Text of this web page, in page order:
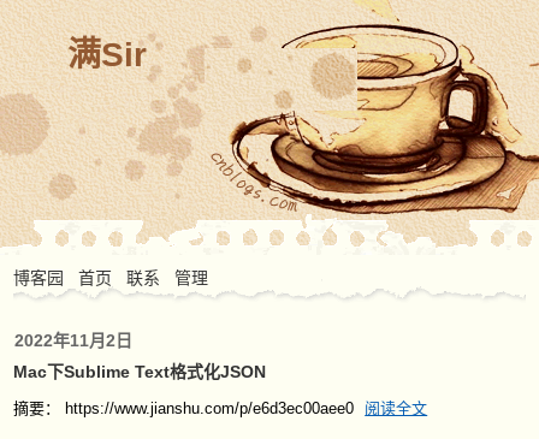
满Sir
博客园 首页 联系 管理
2022年11月2日
Mac下Sublime Text格式化JSON
摘要： https://www.jianshu.com/p/e6d3ec00aee0 阅读全文